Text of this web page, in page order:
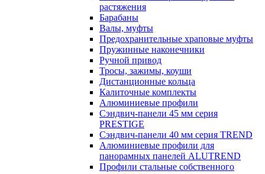
растяжения
Барабаны
Валы, муфты
Предохранительные храповые муфты
Пружинные наконечники
Ручной привод
Тросы, зажимы, коуши
Дистанционные кольца
Калиточные комплекты
Алюминиевые профили
Сэндвич-панели 45 мм серия
PRESTIGE
Сэндвич-панели 40 мм серия TREND
Алюминиевые профили для
панорамных панелей ALUTREND
Профили стальные собственного